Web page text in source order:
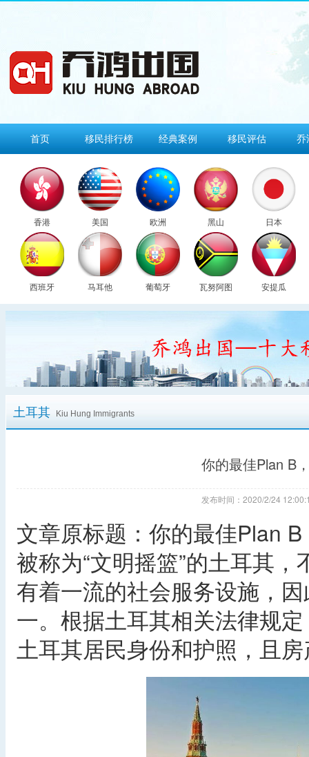
首页 移民排行榜 经典案例 移民评估 乔
香港 美国 欧洲 黑山 日本
西班牙 马耳他 葡萄牙 瓦努阿图 安提瓜
土耳其 Kiu Hung Immigrants
你的最佳Plan B
发布时间：2020/2/24
文章原标题：你的最佳Plan
被称为“文明摇篮”的土耳其
有着一流的社会服务设施，
一。根据土耳其相关法律规
土耳其居民身份和护照，且